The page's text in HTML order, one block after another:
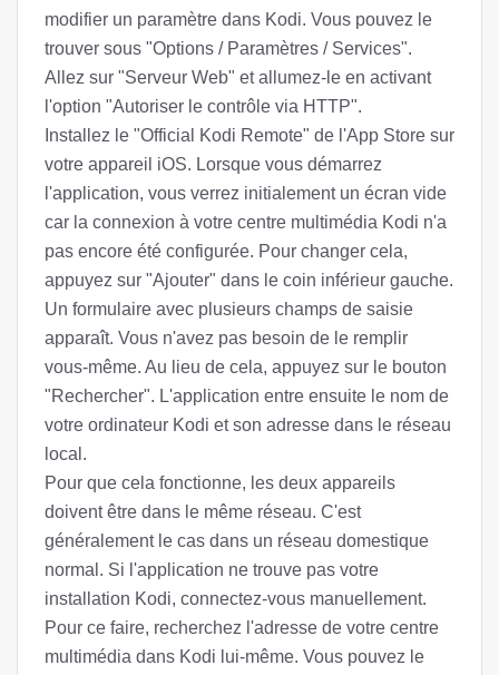
modifier un paramètre dans Kodi. Vous pouvez le
trouver sous "Options / Paramètres / Services".
Allez sur "Serveur Web" et allumez-le en activant
l'option "Autoriser le contrôle via HTTP".
Installez le "Official Kodi Remote" de l'App Store sur
votre appareil iOS. Lorsque vous démarrez
l'application, vous verrez initialement un écran vide
car la connexion à votre centre multimédia Kodi n'a
pas encore été configurée. Pour changer cela,
appuyez sur "Ajouter" dans le coin inférieur gauche.
Un formulaire avec plusieurs champs de saisie
apparaît. Vous n'avez pas besoin de le remplir
vous-même. Au lieu de cela, appuyez sur le bouton
"Rechercher". L'application entre ensuite le nom de
votre ordinateur Kodi et son adresse dans le réseau
local.
Pour que cela fonctionne, les deux appareils
doivent être dans le même réseau. C'est
généralement le cas dans un réseau domestique
normal. Si l'application ne trouve pas votre
installation Kodi, connectez-vous manuellement.
Pour ce faire, recherchez l'adresse de votre centre
multimédia dans Kodi lui-même. Vous pouvez le